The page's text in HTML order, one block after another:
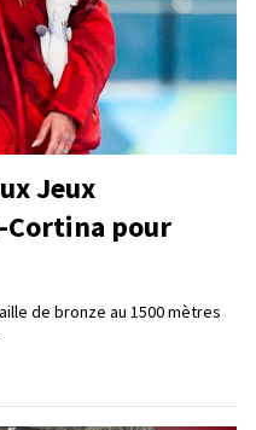
Jeux
Cortina pour
de bronze au 1500 mètres